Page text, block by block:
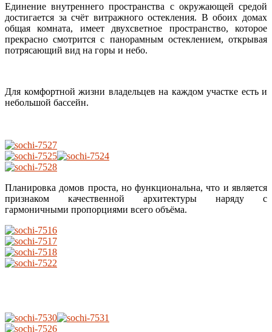
Единение внутреннего пространства с окружающей средой
достигается за счёт витражного остекления. В обоих домах
общая комната, имеет двухсветное пространство, которое
прекрасно смотрится с панорамным остеклением, открывая
потрясающий вид на горы и небо.
Для комфортной жизни владельцев на каждом участке есть и
небольшой бассейн.
Планировка домов проста, но функциональна, что и является
признаком качественной архитектуры наряду с
гармоничными пропорциями всего объёма.